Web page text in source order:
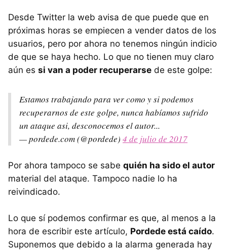
Desde Twitter la web avisa de que puede que en
próximas horas se empiecen a vender datos de los
usuarios, pero por ahora no tenemos ningún indicio
de que se haya hecho. Lo que no tienen muy claro
aún es si van a poder recuperarse de este golpe:
Estamos trabajando para ver como y si podemos
recuperarnos de este golpe, nunca habíamos sufrido
un ataque asi, desconocemos el autor...
— pordede.com (@pordede) 4 de julio de 2017
Por ahora tampoco se sabe quién ha sido el autor
material del ataque. Tampoco nadie lo ha
reivindicado.
Lo que sí podemos confirmar es que, al menos a la
hora de escribir este artículo, Pordede está caído.
Suponemos que debido a la alarma generada hay